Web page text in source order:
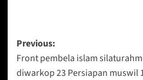
Post
navigation
Previous:
Front pembela islam
diwarkop 23 Persiapan muswil